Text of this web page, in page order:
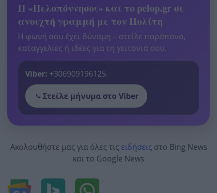
Η «Πελοπόννησος» και το pelop.gr σε
ανοιχτή γραμμή με τον Πολίτη
Η φωνή σου έχει δύναμη – στείλε παράπονα,
καταγγελίες ή ιδέες για τη γειτονιά σου.
Viber: +306909196125
Στείλε μήνυμα στο Viber
Ακολουθήστε μας για όλες τις ειδήσεις στο Bing News
και το Google News